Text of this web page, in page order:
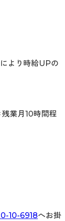
より時給UPの
業月10時間程
10-6918へお掛